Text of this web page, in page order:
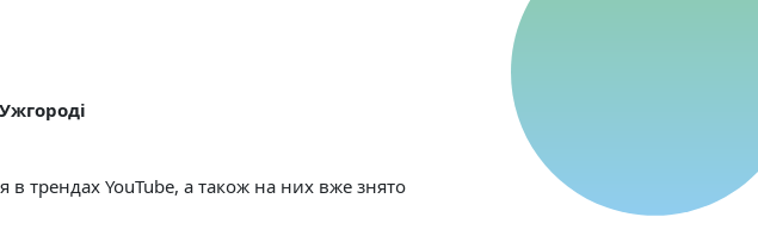
в трендах YouTube, а також на них вже знято